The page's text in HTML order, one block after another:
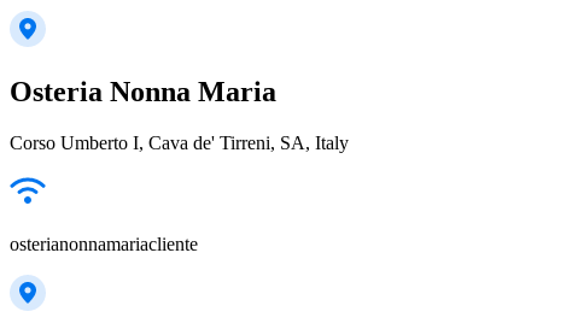
Osteria Nonna Maria
Corso Umberto I, Cava de' Tirreni, SA, Italy
osterianonnamariacliente